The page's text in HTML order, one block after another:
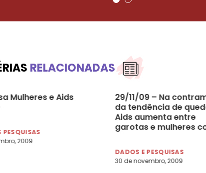
RELACIONADAS
Mulheres e Aids
PESQUISAS
2009
29/11/09 – Na
da tendência de
Aids aumenta entre
garotas e mulheres
DADOS E PESQUISAS
30 de novembro, 2009